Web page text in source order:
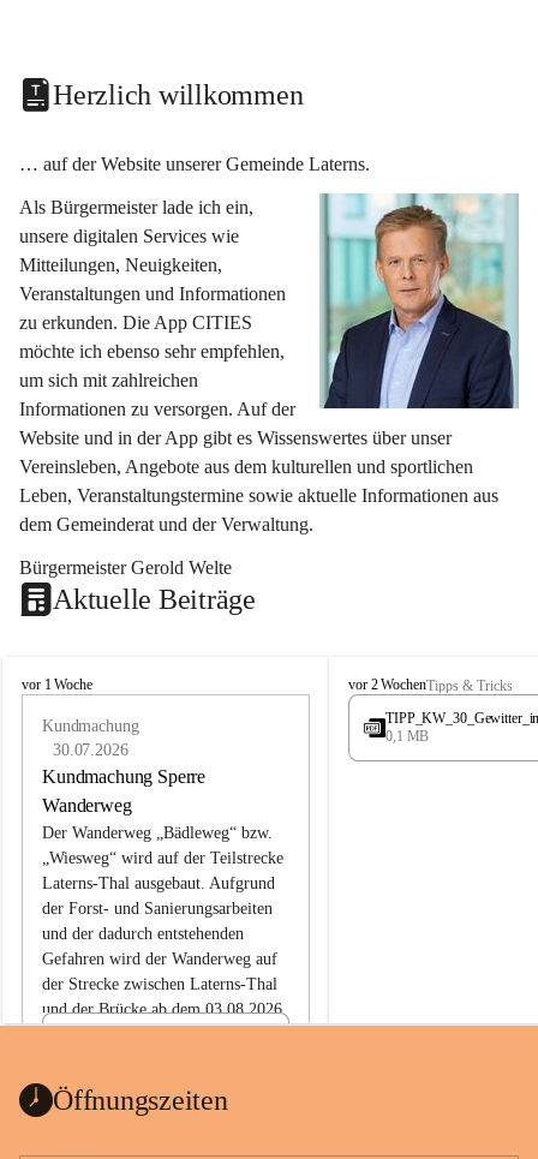
Herzlich willkommen
… auf der Website unserer Gemeinde Laterns.
Als Bürgermeister lade ich ein,
unsere digitalen Services wie
Mitteilungen, Neuigkeiten,
Veranstaltungen und Informationen
zu erkunden. Die App CITIES
möchte ich ebenso sehr empfehlen,
um sich mit zahlreichen
Informationen zu versorgen. Auf der
Website und in der App gibt es Wissenswertes über unser
Vereinsleben, Angebote aus dem kulturellen und sportlichen
Leben, Veranstaltungstermine sowie aktuelle Informationen aus
dem Gemeinderat und der Verwaltung.
Bürgermeister Gerold Welte
Aktuelle Beiträge
L
vor 1 Woche
Kundmachung
30.07.2026
Kundmachung Sperre
Wanderweg
Der Wanderweg „Bädleweg“ bzw.
„Wiesweg“ wird auf der Teilstrecke
Laterns-Thal ausgebaut. Aufgrund
der Forst- und Sanierungsarbeiten
und der dadurch entstehenden
Gefahren wird der Wanderweg auf
der Strecke zwischen Laterns-Thal
und der Brücke ab dem 03.08.2026
ht
L
a
e
vor 2 WochenTipps & Tricks
0,1 MB
Öffnungszeiten